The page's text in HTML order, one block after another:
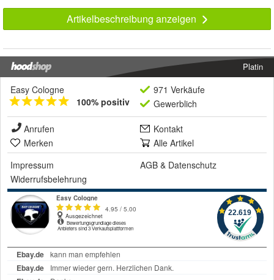
Artikelbeschreibung anzeigen
Platin
Easy Cologne
100% positiv
971 Verkäufe
Gewerblich
Anrufen
Kontakt
Merken
Alle Artikel
Impressum
AGB & Datenschutz
Widerrufsbelehrung